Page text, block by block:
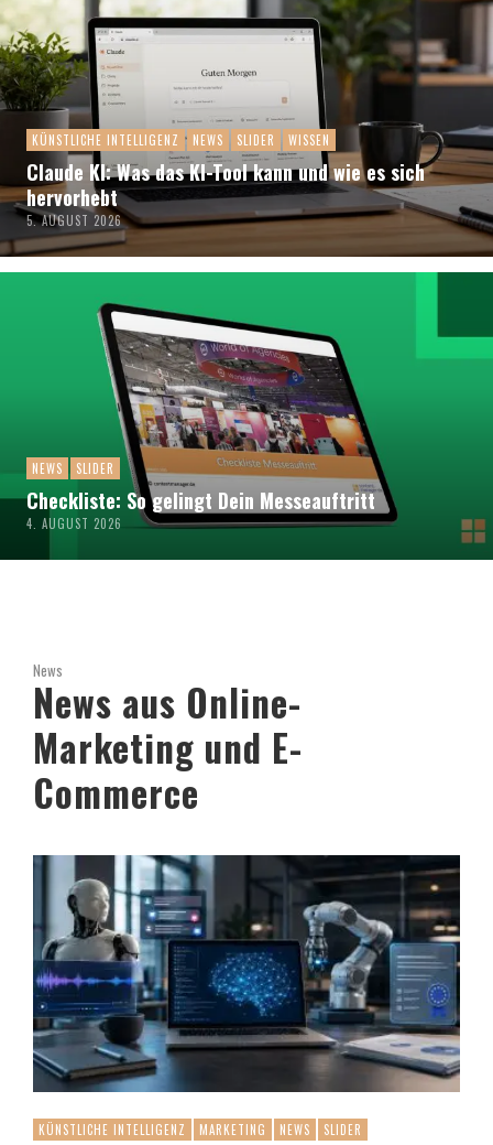
KÜNSTLICHE INTELLIGENZ NEWS SLIDER WISSEN
Claude KI: Was das KI-Tool kann und wie es sich
hervorhebt
5. AUGUST 2026
NEWS SLIDER
Checkliste: So gelingt Dein Messeauftritt
4. AUGUST 2026
News
News aus Online-
Marketing und E-
Commerce
KÜNSTLICHE INTELLIGENZ MARKETING NEWS SLIDER